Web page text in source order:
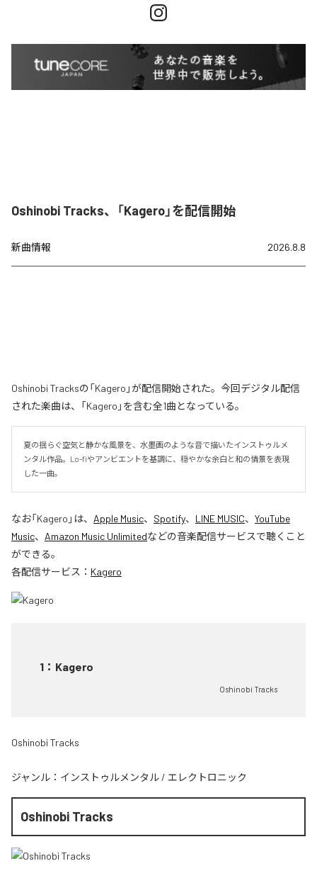
Oshinobi Tracks、「Kagero」を配信開始
新曲情報 2026.8.8
Oshinobi Tracksの「Kagero」が配信開始された。今回デジタル配信
された楽曲は、「Kagero」を含む全1曲となっている。
夏の揺らぐ空気と静かな風景を、水墨画のような音で描いたインストゥルメ
ンタル作品。Lo-fiやアンビエントを基調に、穏やかな余白と和の情景を表現
した一曲。
なお「Kagero 」は、 Apple Music、 Spotify、 LINE MUSIC、 YouTube
Music、 Amazon Music Unlimitedなどの音楽配信サービスで聴くこと
ができる。
各配信サービス： Kagero
1 ： Kagero
Oshinobi Tracks
Oshinobi Tracks
ジャンル： インストゥルメンタル / エレクトロニック
Oshinobi Tracks